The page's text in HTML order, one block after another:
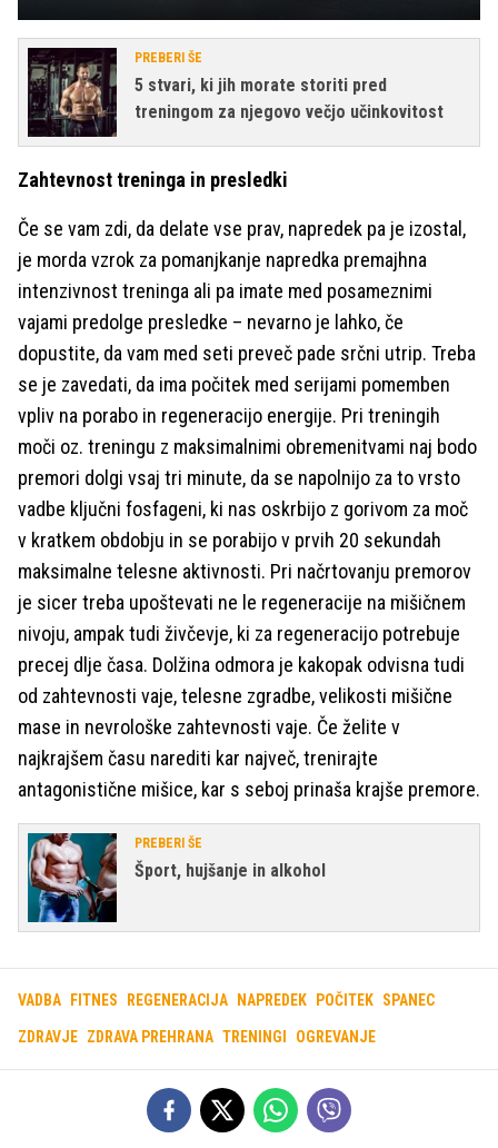
PREBERI ŠE
5 stvari, ki jih morate storiti pred
treningom za njegovo večjo učinkovitost
Zahtevnost treninga in presledki
Če se vam zdi, da delate vse prav, napredek pa je izostal,
je morda vzrok za pomanjkanje napredka premajhna
intenzivnost treninga ali pa imate med posameznimi
vajami predolge presledke – nevarno je lahko, če
dopustite, da vam med seti preveč pade srčni utrip. Treba
se je zavedati, da ima počitek med serijami pomemben
vpliv na porabo in regeneracijo energije. Pri treningih
moči oz. treningu z maksimalnimi obremenitvami naj bodo
premori dolgi vsaj tri minute, da se napolnijo za to vrsto
vadbe ključni fosfageni, ki nas oskrbijo z gorivom za moč
v kratkem obdobju in se porabijo v prvih 20 sekundah
maksimalne telesne aktivnosti. Pri načrtovanju premorov
je sicer treba upoštevati ne le regeneracije na mišičnem
nivoju, ampak tudi živčevje, ki za regeneracijo potrebuje
precej dlje časa. Dolžina odmora je kakopak odvisna tudi
od zahtevnosti vaje, telesne zgradbe, velikosti mišične
mase in nevrološke zahtevnosti vaje. Če želite v
najkrajšem času narediti kar največ, trenirajte
antagonistične mišice, kar s seboj prinaša krajše premore.
PREBERI ŠE
Šport, hujšanje in alkohol
VADBA FITNES REGENERACIJA NAPREDEK POČITEK SPANEC
ZDRAVJE ZDRAVA PREHRANA TRENINGI OGREVANJE